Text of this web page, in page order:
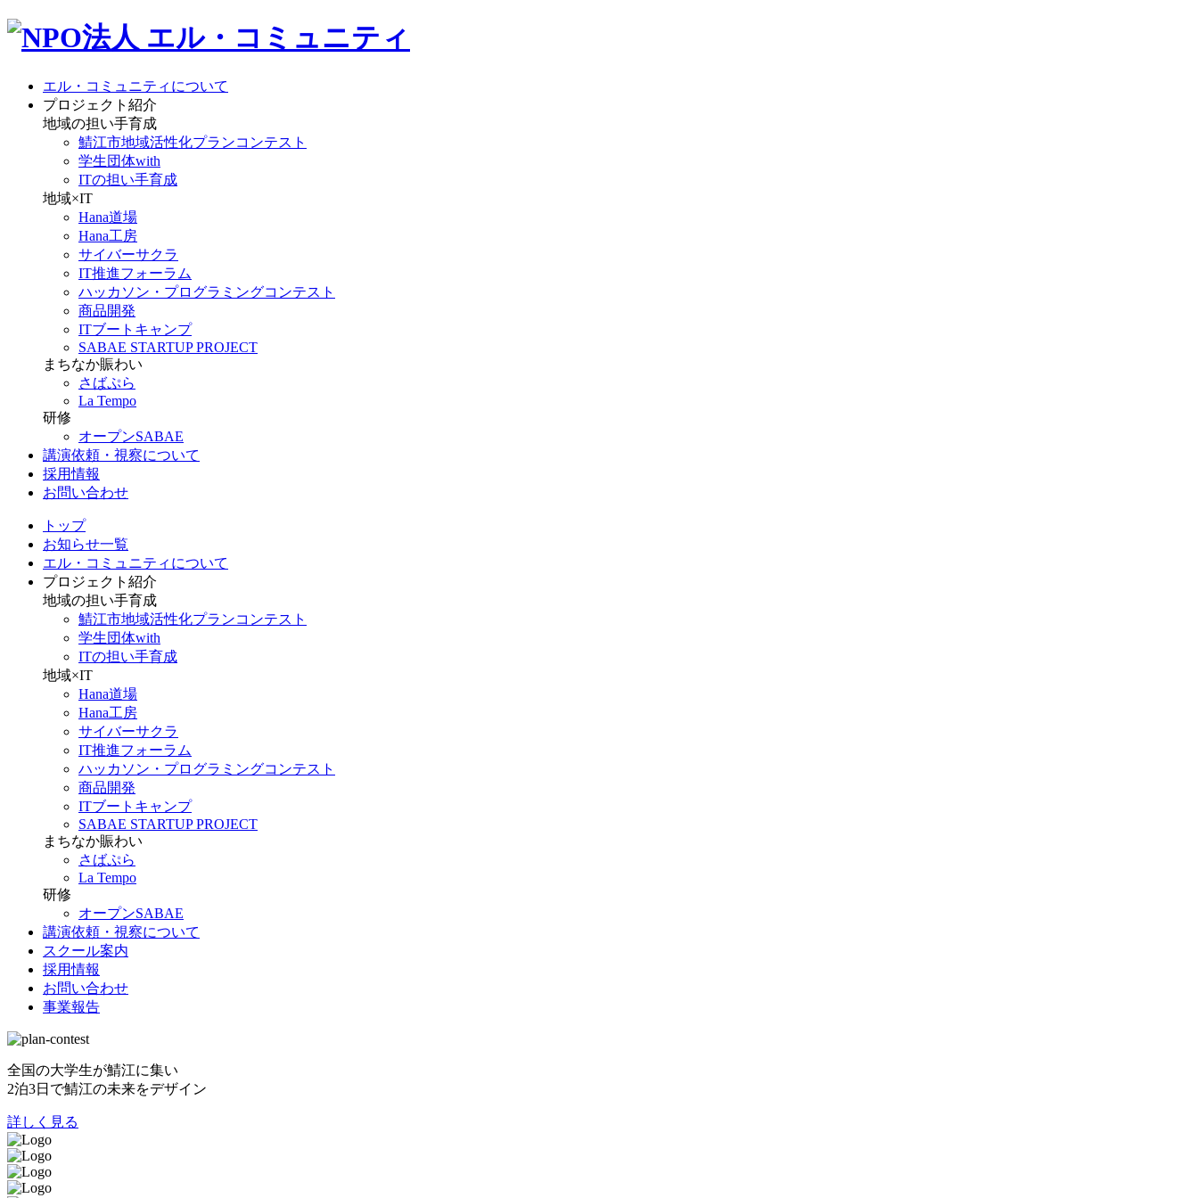
エル・コミュニティについて
プロジェクト紹介
地域の担い手育成
鯖江市地域活性化プランコンテスト
学生団体with
ITの担い手育成
地域×IT
Hana道場
Hana工房
サイバーサクラ
IT推進フォーラム
ハッカソン・プログラミングコンテスト
商品開発
ITブートキャンプ
SABAE STARTUP PROJECT
まちなか賑わい
さばぷら
La Tempo
研修
オープンSABAE
講演依頼・視察について
採用情報
お問い合わせ
トップ
お知らせ一覧
エル・コミュニティについて
プロジェクト紹介
地域の担い手育成
鯖江市地域活性化プランコンテスト
学生団体with
ITの担い手育成
地域×IT
Hana道場
Hana工房
サイバーサクラ
IT推進フォーラム
ハッカソン・プログラミングコンテスト
商品開発
ITブートキャンプ
SABAE STARTUP PROJECT
まちなか賑わい
さばぷら
La Tempo
研修
オープンSABAE
講演依頼・視察について
スクール案内
採用情報
お問い合わせ
事業報告
全国の大学生が鯖江に集い
2泊3日で鯖江の未来をデザイン
詳しく見る